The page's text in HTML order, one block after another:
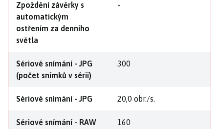
Zpoždění závěrky s
automatickým
ostřením za denního
světla
-
Sériové snímání - JPG
(počet snímků v sérii)
300
Sériové snímání - JPG 20,0 obr./s.
Sériové snímání - RAW
160